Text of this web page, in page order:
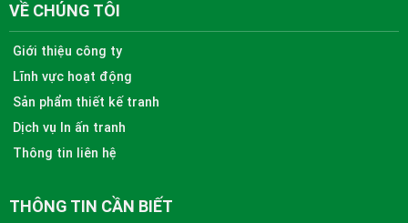
VỀ CHÚNG TÔI
Giới thiệu công ty
Lĩnh vực hoạt động
Sản phẩm thiết kế tranh
Dịch vụ In ấn tranh
Thông tin liên hệ
THÔNG TIN CẦN BIẾT